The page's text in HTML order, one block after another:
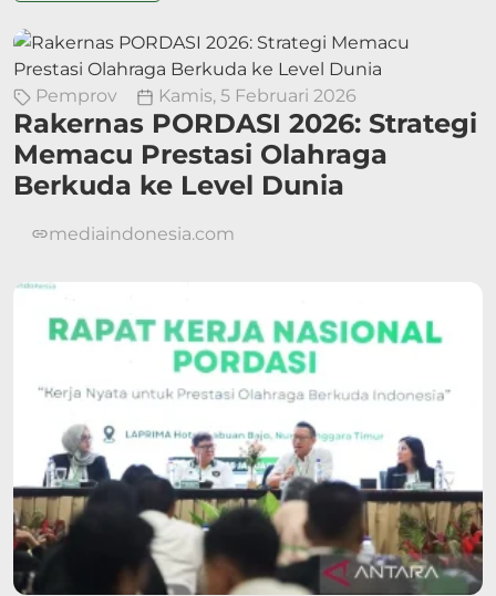
Pemprov Kamis, 5 Februari 2026
Rakernas PORDASI 2026: Strategi
Memacu Prestasi Olahraga
Berkuda ke Level Dunia
mediaindonesia.com